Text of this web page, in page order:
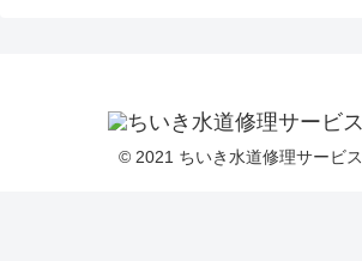
© 2021 ちいき水道修理サービ